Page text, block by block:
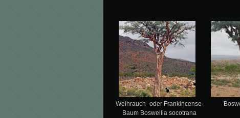
Weihrauch- oder Frankincense-
Baum Boswellia socotrana